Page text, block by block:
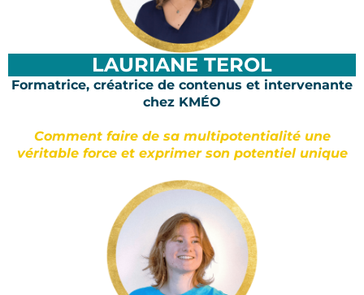
LAURIANE TEROL
Formatrice, créatrice de contenus et intervenante
chez KMÉO
Comment faire de sa multipotentialité une
véritable force et exprimer son potentiel unique